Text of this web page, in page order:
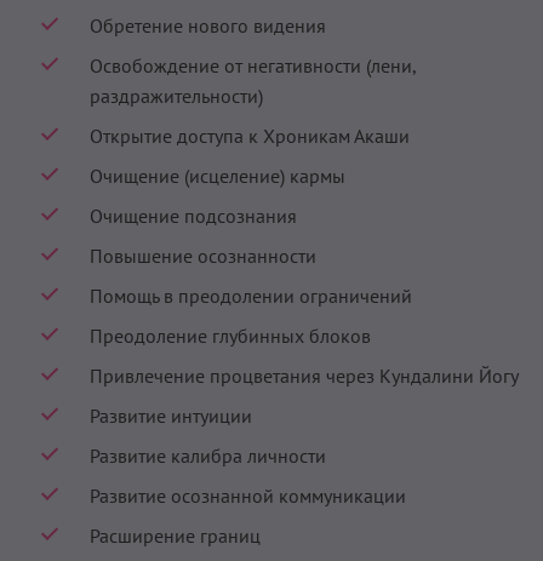
Обретение нового видения
Освобождение от негативности (лени,
раздражительности)
Открытие доступа к Хроникам Акаши
Очищение (исцеление) кармы
Очищение подсознания
Повышение осознанности
Помощь в преодолении ограничений
Преодоление глубинных блоков
Привлечение процветания через Кундалини Йогу
Развитие интуиции
Развитие калибра личности
Развитие осознанной коммуникации
Расширение границ